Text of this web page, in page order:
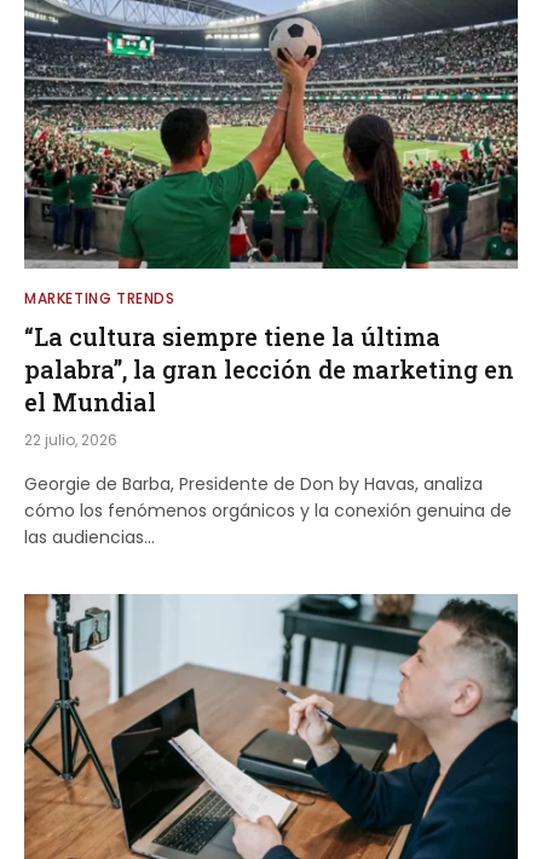
MARKETING TRENDS
“La cultura siempre tiene la última
palabra”, la gran lección de marketing en
el Mundial
22 julio, 2026
Georgie de Barba, Presidente de Don by Havas, analiza
cómo los fenómenos orgánicos y la conexión genuina de
las audiencias…